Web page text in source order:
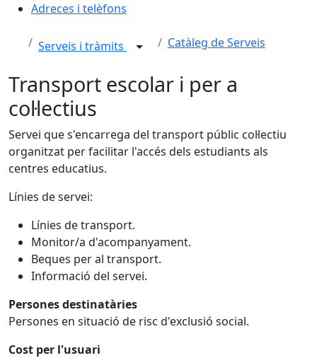
Adreces i telèfons
Serveis i tràmits Catàleg de Serveis
Transport escolar i per a
col·lectius
Servei que s'encarrega del transport públic col·lectiu
organitzat per facilitar l'accés dels estudiants als
centres educatius.
Línies de servei:
Línies de transport.
Monitor/a d'acompanyament.
Beques per al transport.
Informació del servei.
Persones destinatàries
Persones en situació de risc d'exclusió social.
Cost per l'usuari